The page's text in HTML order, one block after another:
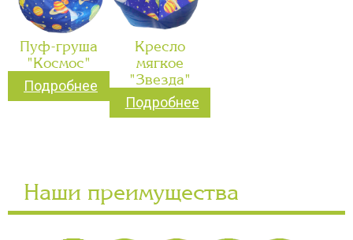
Пуф-груша
"Космос"
Подробнее
Кресло
мягкое
"Звезда"
Подробнее
Наши преимущества